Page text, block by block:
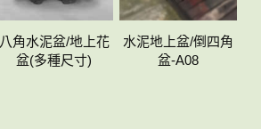
八角水泥盆/地上花
盆(多種尺寸)
水泥地上盆/倒四角
盆-A08